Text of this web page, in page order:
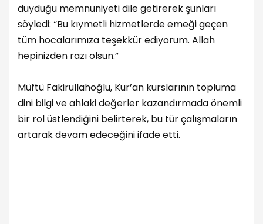
duyduğu memnuniyeti dile getirerek şunları
söyledi: “Bu kıymetli hizmetlerde emeği geçen
tüm hocalarımıza teşekkür ediyorum. Allah
hepinizden razı olsun.”
Müftü Fakirullahoğlu, Kur’an kurslarının topluma
dini bilgi ve ahlaki değerler kazandırmada önemli
bir rol üstlendiğini belirterek, bu tür çalışmaların
artarak devam edeceğini ifade etti.